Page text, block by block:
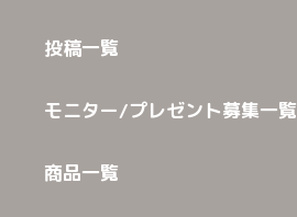
投稿一覧
モニター/プレゼント募集一覧
商品一覧